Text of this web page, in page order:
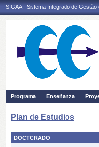
SIGAA - Sistema Integrado de Gestão
Programa Enseñanza
Plan de Estudios
DOCTORADO